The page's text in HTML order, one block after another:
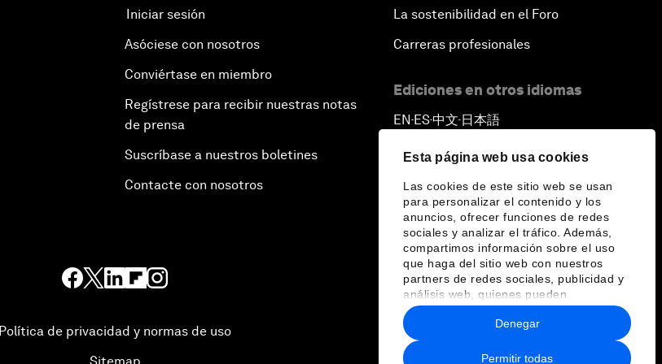
Esta página web usa cookies
Las cookies de este sitio web se usan
para personalizar el contenido y los
anuncios, ofrecer funciones de redes
sociales y analizar el tráfico. Además,
compartimos información sobre el uso
que haga del sitio web con nuestros
partners de redes sociales, publicidad y
análisis web, quienes pueden
combinarla con otra información que les
haya proporcionado o que hayan
recopilado a partir del uso que haya
hecho de sus servicios.
Permitir todas
Denegar
Iniciar sesión
Asóciese con nosotros
Conviértase en miembro
Regístrese para recibir nuestras notas
de prensa
Suscríbase a nuestros boletines
Contacte con nosotros
La sostenibilidad en el Foro
Carreras profesionales
Ediciones en otros idiomas
EN ▪ ES▪中文▪ 日本語
Política de privacidad y normas de uso